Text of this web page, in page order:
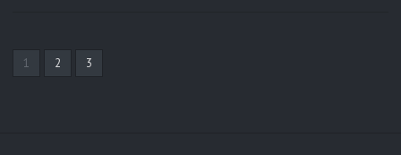
1 2 3